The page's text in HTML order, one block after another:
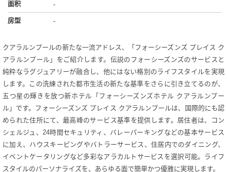
面积 -
房型 -
クアラルンプールの新たな一流アドレス、「フォーシーズンズ プレイス ク
アラルンプール」をご紹介します。伝説のフォーシーズンズのサービスと
純粋なラグジュアリーが融合し、他にはない格別のライフスタイルを実現
します。この洗練された都市生活の新たな基準をさらに引き立てるのが、
五つ星の輝きを放つ新ホテル「フォーシーズンズホテル クアラルンプー
ル」です。フォーシーズンズ プレイス クアラルンプールは、国際的にも認
められた住所にて、最高峰のサービス基準を提供します。居住者は、コン
シェルジュ、24時間セキュリティ、バレーパーキングなどの基本サービス
に加え、ハウスキーピングやバトラーサービス、住居内でのダイニング、
イベントケータリングなど多彩なアラカルトサービスを選択可能。ライフ
スタイルのパーソナライズを、あらゆる面で簡単かつ優雅に実現します。